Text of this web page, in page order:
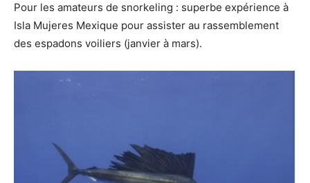
Pour les amateurs de snorkeling : superbe expérience à
Isla Mujeres Mexique pour assister au rassemblement
des espadons voiliers (janvier à mars).